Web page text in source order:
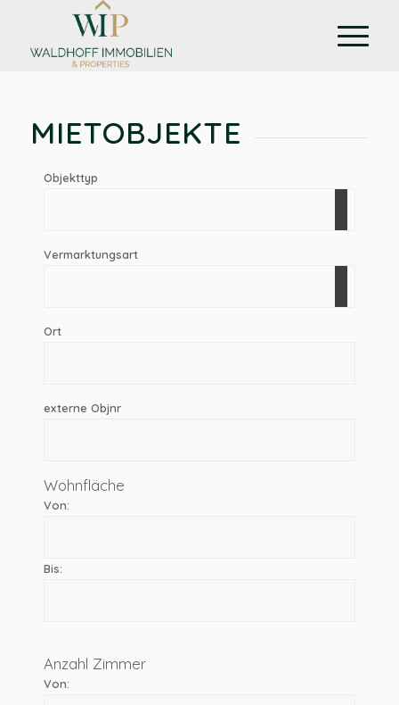
MIETOBJEKTE
Objekttyp
Vermarktungsart
Ort
externe Objnr
Wohnfläche
Von:
Bis:
Anzahl Zimmer
Von: